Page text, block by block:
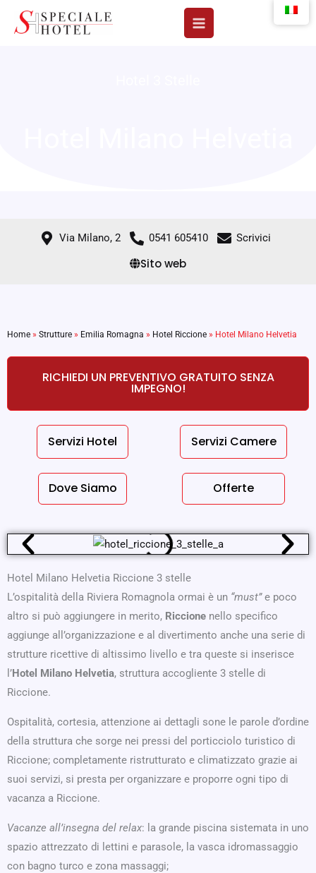
Via Milano, 2 0541 605410 Scrivici
Sito web
Home » Strutture » Emilia Romagna » Hotel Riccione » Hotel Milano Helvetia
RICHIEDI UN PREVENTIVO GRATUITO SENZA
IMPEGNO!
Servizi Hotel Servizi Camere
Dove Siamo Offerte
Hotel Milano Helvetia Riccione 3 stelle
L’ospitalità della Riviera Romagnola ormai è un “must”e poco
altro si può aggiungere in merito, Riccione nello specifico
aggiunge all’organizzazione e al divertimento anche una serie di
strutture ricettive di altissimo livello e tra queste si inserisce
l’Hotel Milano Helvetia, struttura accogliente 3 stelle di
Riccione.
Ospitalità, cortesia, attenzione ai dettagli sone le parole d’ordine
della struttura che sorge nei pressi del porticciolo turistico di
Riccione; completamente ristrutturato e climatizzato grazie ai
suoi servizi, si presta per organizzare e proporre ogni tipo di
vacanza a Riccione.
Vacanze all’insegna del relax: la grande piscina sistemata in uno
spazio attrezzato di lettini e parasole, la vasca idromassaggio
con bagno turco e zona massaggi;